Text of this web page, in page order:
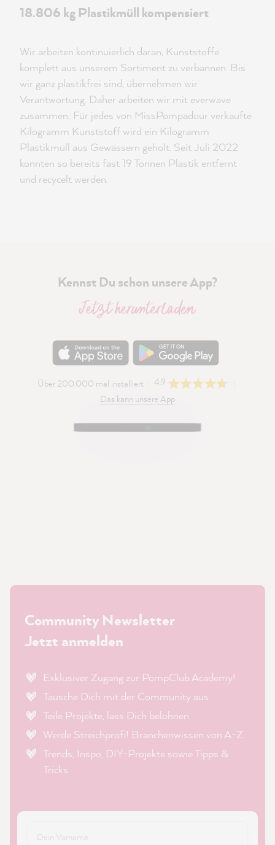
18.806 kg Plastikmüll kompensiert
Wir arbeiten kontinuierlich daran, Kunststoffe
komplett aus unserem Sortiment zu verbannen. Bis
wir ganz plastikfrei sind, übernehmen wir
Verantwortung. Daher arbeiten wir mit everwave
zusammen: Für jedes von MissPompadour verkaufte
Kilogramm Kunststoff wird ein Kilogramm
Plastikmüll aus Gewässern geholt. Seit Juli 2022
konnten so bereits fast 19 Tonnen Plastik entfernt
und recycelt werden.
Kennst Du schon unsere App?
Jetzt herunterladen
Über 200.000 mal installiert
4.9
Das kann unsere App
Community Newsletter
Jetzt anmelden
Exklusiver Zugang zur PompClub Academy!
Tausche Dich mit der Community aus.
Teile Projekte, lass Dich belohnen.
Werde Streichprofi! Branchenwissen von A-Z.
Trends, Inspo, DIY-Projekte sowie Tipps &
Tricks.